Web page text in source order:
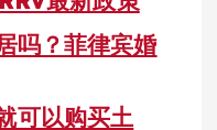
吗？菲律宾婚
可以购买土